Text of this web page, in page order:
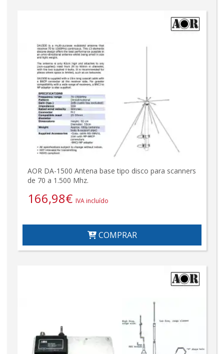
AOR DA-1500 Antena base tipo disco para scanners
de 70 a 1.500 Mhz.
166,98€ IVA incluído
COMPRAR